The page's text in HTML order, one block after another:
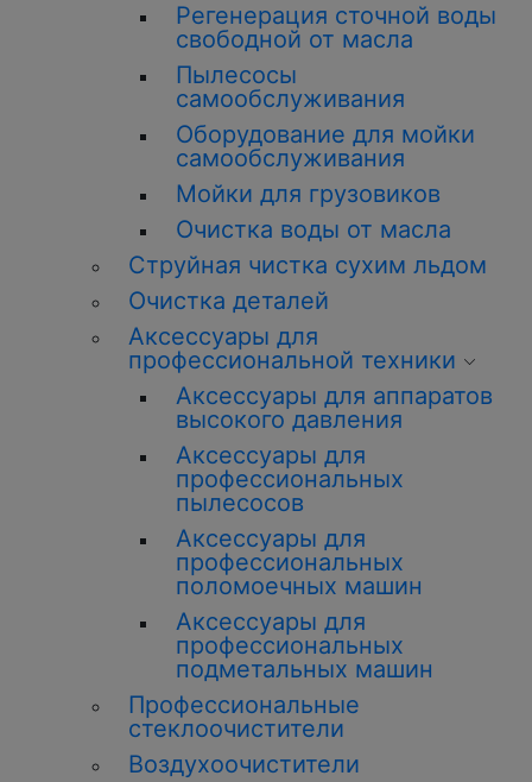
Регенерация сточной воды
свободной от масла
Пылесосы
самообслуживания
Оборудование для мойки
самообслуживания
Мойки для грузовиков
Очистка воды от масла
Струйная чистка сухим льдом
Очистка деталей
Аксессуары для
профессиональной техники
Аксессуары для аппаратов
высокого давления
Аксессуары для
профессиональных
пылесосов
Аксессуары для
профессиональных
поломоечных машин
Аксессуары для
профессиональных
подметальных машин
Профессиональные
стеклоочистители
Воздухоочистители